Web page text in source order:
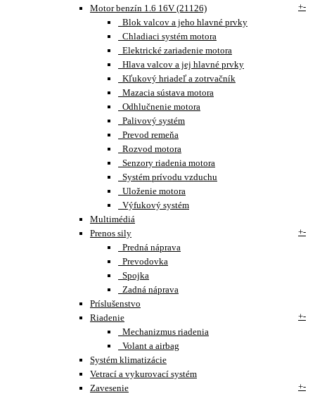
Motor benzín 1.6 16V (21126)
+-
Blok valcov a jeho hlavné prvky
Chladiaci systém motora
Elektrické zariadenie motora
Hlava valcov a jej hlavné prvky
Kľukový hriadeľ a zotrvačník
Mazacia sústava motora
Odhlučnenie motora
Palivový systém
Prevod remeňa
Rozvod motora
Senzory riadenia motora
Systém prívodu vzduchu
Uloženie motora
Výfukový systém
Multimédiá
Prenos sily
+-
Predná náprava
Prevodovka
Spojka
Zadná náprava
Príslušenstvo
Riadenie
+-
Mechanizmus riadenia
Volant a airbag
Systém klimatizácie
Vetrací a vykurovací systém
Zavesenie
+-